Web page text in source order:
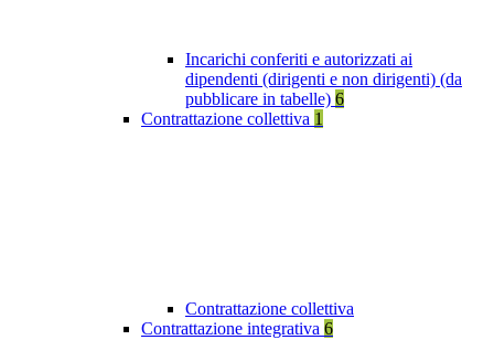
Incarichi conferiti e autorizzati ai
dipendenti (dirigenti e non dirigenti) (da
pubblicare in tabelle) 6
Contrattazione collettiva 1
Contrattazione collettiva
Contrattazione integrativa 6